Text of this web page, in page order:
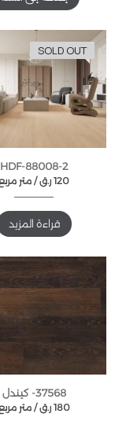
SOLD OUT
HDF-88008-2
متر مربع / 120 ر.ق
قراءة المزيد
37568- كيندل
متر مربع / 180 ر.ق